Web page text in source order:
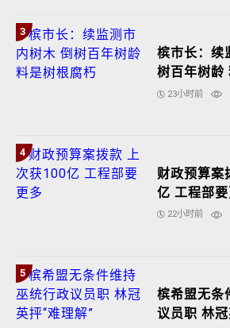
3
槟市长：续
树百年树龄
23小时前
4
财政预算案
亿 工程部
22小时前
5
槟希盟无条
议员职 林